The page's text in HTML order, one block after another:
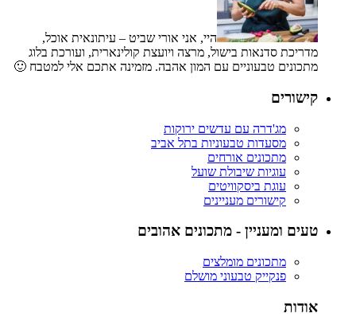
היי, אני אורי שביט – עיתונאית אוכל,
מדריכת סדנאות בישול, מרצה ויועצת קולינארית, ועורכת בלוג
מתכונים טבעוניים עם המון אהבה. מזמינה אתכם אלי למטבח 🙂
קישורים
מג'דרה עם עדשים ירוקות
מסעדות טבעוניות בתל אביב
מתכונים אורחים
עוגיות שיבולת שועל
עוגת ביסקוויטים
קישורים מעניינים
טעים ומעניין - מתכונים אהובים
מתכונים מומלצים
פנקייק טבעוני מושלם
אודות